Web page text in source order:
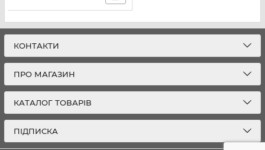
КОНТАКТИ
ПРО МАГАЗИН
КАТАЛОГ ТОВАРІВ
ПІДПИСКА